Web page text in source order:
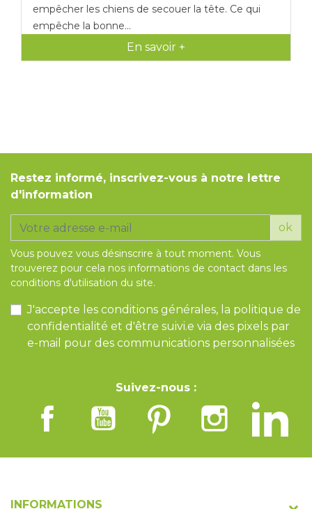
empêcher les chiens de secouer la tête. Ce qui
empêche la bonne...
En savoir +
Restez informé, inscrivez-vous à notre lettre
d'information
ok
Vous pouvez vous désinscrire à tout moment. Vous
trouverez pour cela nos informations de contact dans les
conditions d'utilisation du site.
J'accepte les conditions générales, la politique de
confidentialité et d'être suivi.e via des pixels par
e-mail pour des communications personnalisées
Suivez-nous :
INFORMATIONS